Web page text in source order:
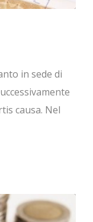
in sede di
causa. Nel